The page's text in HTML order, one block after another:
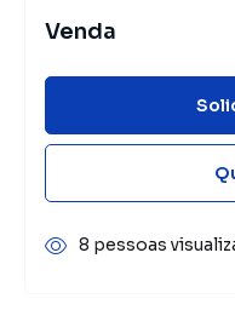
Venda
8 pessoas